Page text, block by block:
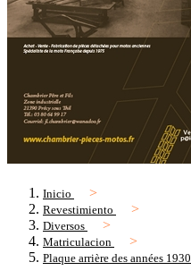
Inicio
Revestimiento
Diversos
Matriculacion
Plaque arrière des années 1930